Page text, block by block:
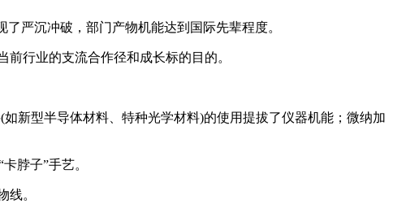
严沉冲破，部门产物机能达到国际先辈程度。
行业的支流合作径和成长标的目的。
型半导体材料、特种光学材料)的使用提拔了仪器机能；微纳加
脖子”手艺。
。